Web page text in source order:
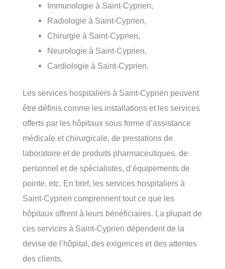
Immunologie à Saint-Cyprien,
Radiologie à Saint-Cyprien,
Chirurgie à Saint-Cyprien,
Neurologie à Saint-Cyprien,
Cardiologie à Saint-Cyprien.
Les services hospitaliers à Saint-Cyprien peuvent
être définis comme les installations et les services
offerts par les hôpitaux sous forme d’assistance
médicale et chirurgicale, de prestations de
laboratoire et de produits pharmaceutiques, de
personnel et de spécialistes, d’équipements de
pointe, etc. En bref, les services hospitaliers à
Saint-Cyprien comprennent tout ce que les
hôpitaux offrent à leurs bénéficiaires. La plupart de
ces services à Saint-Cyprien dépendent de la
devise de l’hôpital, des exigences et des attentes
des clients.